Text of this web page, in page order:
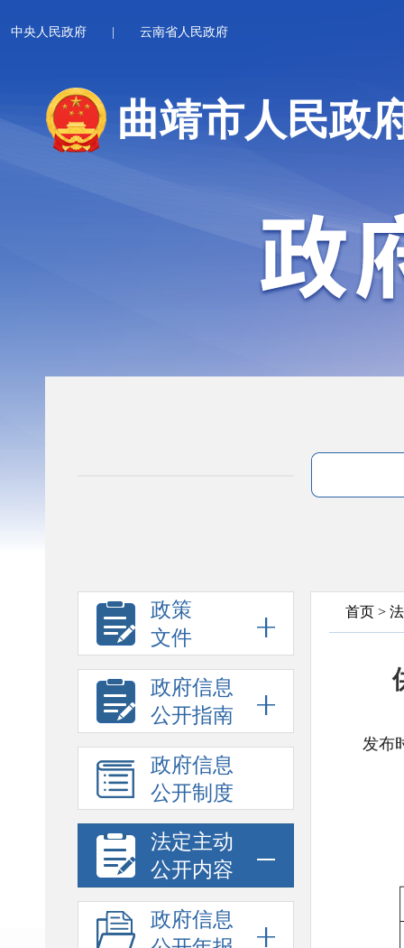
中央人民政府 云南省人民政府
曲靖市人民政
政策
文件
政府信息
公开指南
政府信息
公开制度
法定主动
公开内容
政府信息
首页 >
发布